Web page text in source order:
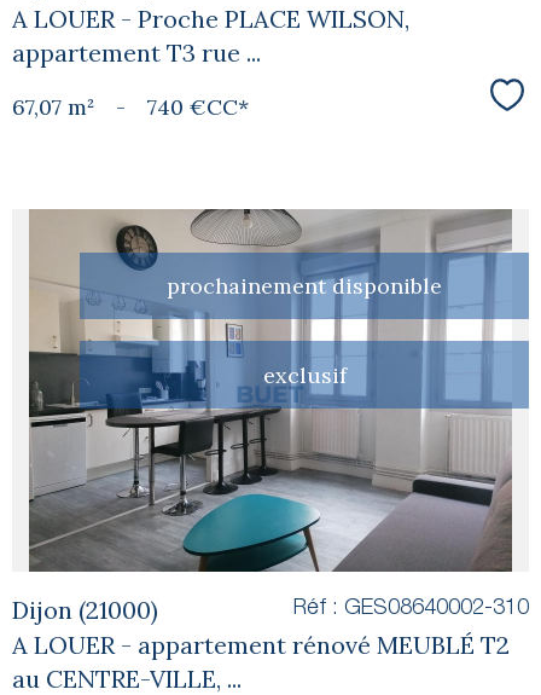
A LOUER - Proche PLACE WILSON,
appartement T3 rue ...
67,07 m² - 740 €CC*
prochainement disponible
exclusif
voir le
bien
Dijon (21000)
A LOUER - appartement rénové MEUBLÉ T2
au CENTRE-VILLE, ...
Réf : GES08640002-310